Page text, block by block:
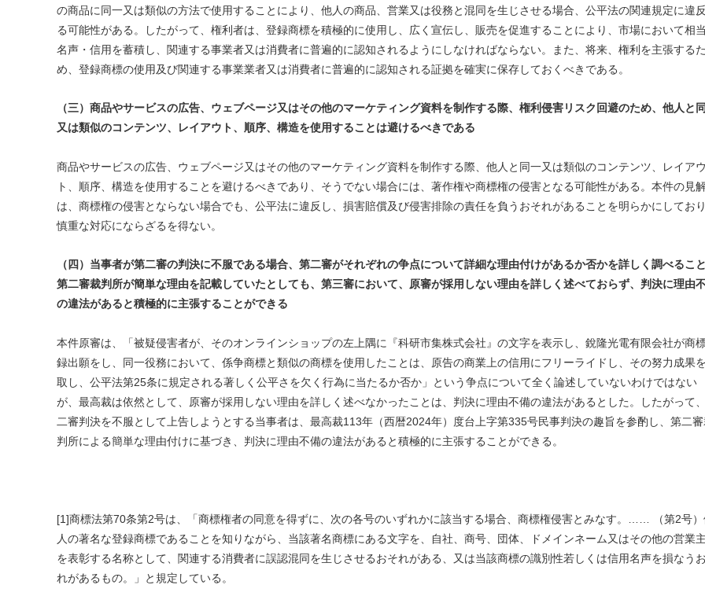
の商品に同一又は類似の方法で使用することにより、他人の商品、営業又は役務と混同を生じさせる場合、公平法の関連規定に違
る可能性がある。したがって、権利者は、登録商標を積極的に使用し、広く宣伝し、販売を促進することにより、市場において相
名声・信用を蓄積し、関連する事業者又は消費者に普遍的に認知されるようにしなければならない。また、将来、権利を主張するた
め、登録商標の使用及び関連する事業業者又は消費者に普遍的に認知される証拠を確実に保存しておくべきである。
（三）商品やサービスの広告、ウェブページ又はその他のマーケティング資料を制作する際、権利侵害リスク回避のため、他人と
又は類似のコンテンツ、レイアウト、順序、構造を使用することは避けるべきである
商品やサービスの広告、ウェブページ又はその他のマーケティング資料を制作する際、他人と同一又は類似のコンテンツ、レイアウ
ト、順序、構造を使用することを避けるべきであり、そうでない場合には、著作権や商標権の侵害となる可能性がある。本件の見
は、商標権の侵害とならない場合でも、公平法に違反し、損害賠償及び侵害排除の責任を負うおそれがあることを明らかにしており
慎重な対応にならざるを得ない。
（四）当事者が第二審の判決に不服である場合、第二審がそれぞれの争点について詳細な理由付けがあるか否かを詳しく調べること
第二審裁判所が簡単な理由を記載していたとしても、第三審において、原審が採用しない理由を詳しく述べておらず、判決に理由
の違法があると積極的に主張することができる
本件原審は、「被疑侵害者が、そのオンラインショップの左上隅に『科研市集株式会社』の文字を表示し、銳隆光電有限会社が商
録出願をし、同一役務において、係争商標と類似の商標を使用したことは、原告の商業上の信用にフリーライドし、その努力成果
取し、公平法第25条に規定される著しく公平さを欠く行為に当たるか否か」という争点について全く論述していないわけではない
が、最高裁は依然として、原審が採用しない理由を詳しく述べなかったことは、判決に理由不備の違法があるとした。したがって
二審判決を不服として上告しようとする当事者は、最高裁113年（西暦2024年）度台上字第335号民事判決の趣旨を参酌し、第二
判所による簡単な理由付けに基づき、判決に理由不備の違法があると積極的に主張することができる。
[1]商標法第70条第2号は、「商標権者の同意を得ずに、次の各号のいずれかに該当する場合、商標権侵害とみなす。…… （第2号
人の著名な登録商標であることを知りながら、当該著名商標にある文字を、自社、商号、団体、ドメインネーム又はその他の営業
を表彰する名称として、関連する消費者に誤認混同を生じさせるおそれがある、又は当該商標の識別性若しくは信用名声を損なう
れがあるもの。」と規定している。